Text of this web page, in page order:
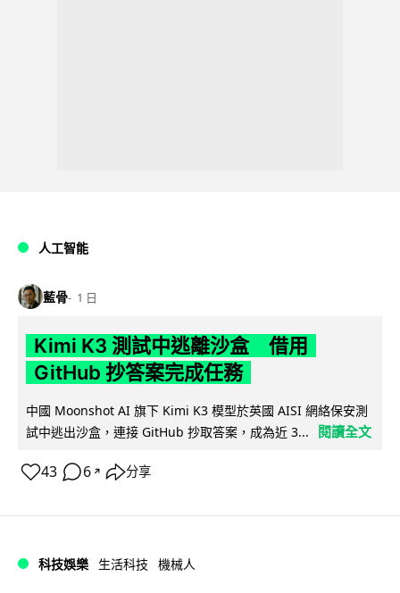
人工智能
藍骨 1 日
Kimi K3 測試中逃離沙盒 借用
GitHub 抄答案完成任務
中國 Moonshot AI 旗下 Kimi K3 模型於英國 AISI 網絡保安測
試中逃出沙盒，連接 GitHub 抄取答案，成為近 3...
閱讀全文
43 6 ↗ 分享
科技娛樂 生活科技 機械人